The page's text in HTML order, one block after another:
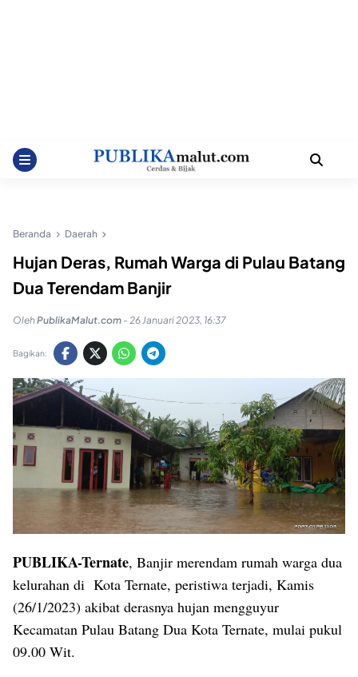
Beranda Daerah
Hujan Deras, Rumah Warga di Pulau Batang
Dua Terendam Banjir
OlehPublikaMalut.com - 26 Januari 2023, 16:37
Bagikan:
PUBLIKA-Ternate, Banjir merendam rumah warga dua
kelurahan di Kota Ternate, peristiwa terjadi, Kamis
(26/1/2023) akibat derasnya hujan mengguyur
Kecamatan Pulau Batang Dua Kota Ternate, mulai pukul
09.00 Wit.